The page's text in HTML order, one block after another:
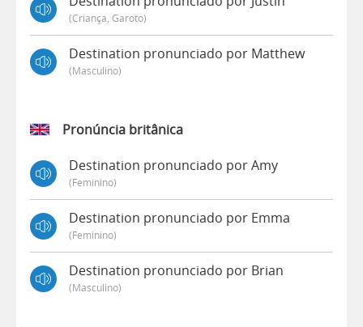
(criança, Garoto)
Destination pronunciado por Matthew
(masculino)
Pronúncia britânica
Destination pronunciado por Amy
(feminino)
Destination pronunciado por Emma
(feminino)
Destination pronunciado por Brian
(masculino)